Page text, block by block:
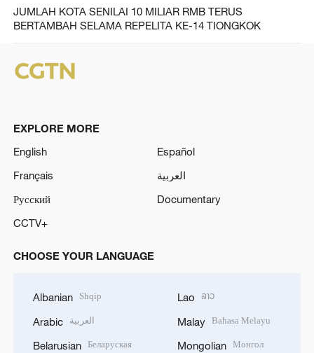
JUMLAH KOTA SENILAI 10 MILIAR RMB TERUS
BERTAMBAH SELAMA REPELITA KE-14 TIONGKOK
EXPLORE MORE
English
Español
Français
العربية
Русский
Documentary
CCTV+
CHOOSE YOUR LANGUAGE
Albanian Shqip
Arabic العربية
Belarusian Беларуская
Lao ລາວ
Malay Bahasa Melayu
Mongolian Монгол